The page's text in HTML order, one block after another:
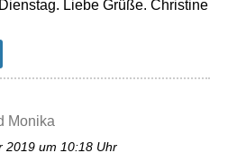
Liebe Grüße. Christine
Monika
2019 um 10:18 Uhr